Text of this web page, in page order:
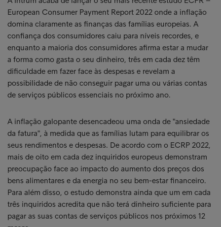
European Consumer Payment Report 2022 onde a inflação
domina claramente as finanças das famílias europeias. A
confiança dos consumidores caiu para níveis recordes, e
enquanto a maioria dos consumidores afirma estar a mudar
a forma como gasta o seu dinheiro, três em cada dez têm
dificuldade em fazer face às despesas e revelam a
possibilidade de não conseguir pagar uma ou várias contas
de serviços públicos essenciais no próximo ano.
A inflação galopante desencadeou uma onda de "ansiedade
da fatura", à medida que as famílias lutam para equilibrar os
seus rendimentos e despesas. De acordo com o ECRP 2022,
mais de oito em cada dez inquiridos europeus demonstram
preocupação face ao impacto do aumento dos preços dos
bens alimentares e da energia no seu bem-estar financeiro.
Para além disso, o estudo demonstra ainda que um em cada
três inquiridos acredita que não terá dinheiro suficiente para
pagar as suas contas de serviços públicos nos próximos 12